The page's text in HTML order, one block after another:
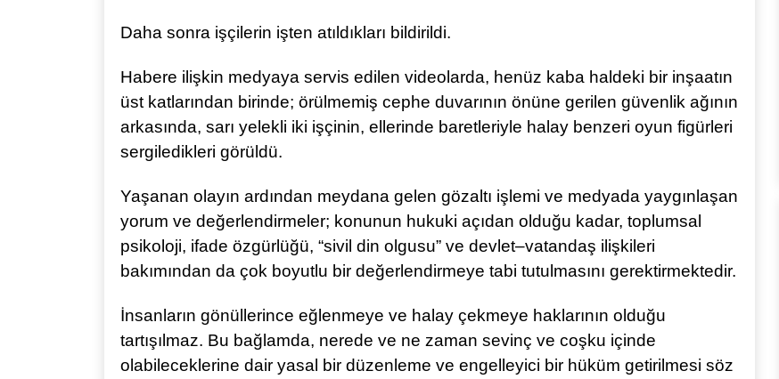
Daha sonra işçilerin işten atıldıkları bildirildi.
Habere ilişkin medyaya servis edilen videolarda, henüz kaba haldeki bir inşaatın
üst katlarından birinde; örülmemiş cephe duvarının önüne gerilen güvenlik ağının
arkasında, sarı yelekli iki işçinin, ellerinde baretleriyle halay benzeri oyun figürleri
sergiledikleri görüldü.
Yaşanan olayın ardından meydana gelen gözaltı işlemi ve medyada yaygınlaşan
yorum ve değerlendirmeler; konunun hukuki açıdan olduğu kadar, toplumsal
psikoloji, ifade özgürlüğü, “sivil din olgusu” ve devlet–vatandaş ilişkileri
bakımından da çok boyutlu bir değerlendirmeye tabi tutulmasını gerektirmektedir.
İnsanların gönüllerince eğlenmeye ve halay çekmeye haklarının olduğu
tartışılmaz. Bu bağlamda, nerede ve ne zaman sevinç ve coşku içinde
olabileceklerine dair yasal bir düzenleme ve engelleyici bir hüküm getirilmesi söz